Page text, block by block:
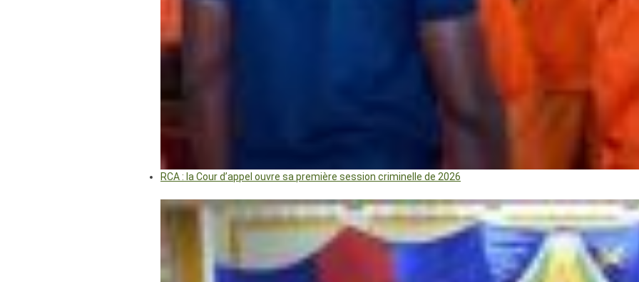
RCA : la Cour d’appel ouvre sa première session criminelle de 2026